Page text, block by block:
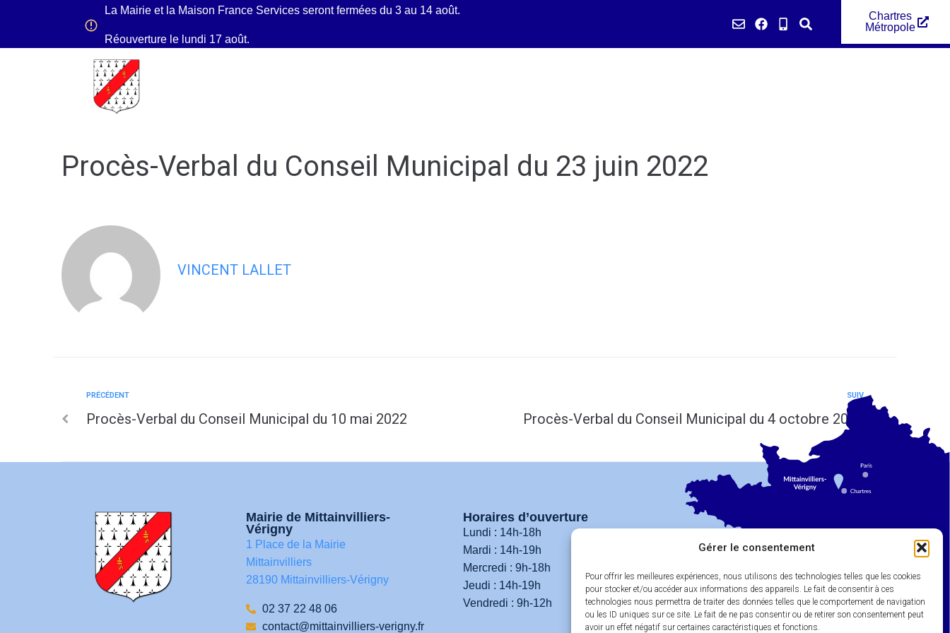
Gérer le consentement
Pour offrir les meilleures expériences, nous utilisons des technologies telles que les cookies
pour stocker et/ou accéder aux informations des appareils. Le fait de consentir à ces
technologies nous permettra de traiter des données telles que le comportement de navigation
ou les ID uniques sur ce site. Le fait de ne pas consentir ou de retirer son consentement peut
avoir un effet négatif sur certaines caractéristiques et fonctions.
La Mairie et la Maison France Services seront fermées du 3 au 14 août.
Réouverture le lundi 17 août.
Chartres
Métropole
Procès-Verbal du Conseil Municipal du 23 juin 2022
VINCENT LALLET
PRÉCÉDENT
Procès-Verbal du Conseil Municipal du 10 mai 2022
SUIV
Procès-Verbal du Conseil Municipal du 4 octobre 2022
Mairie de Mittainvilliers-
Vérigny
1 Place de la Mairie
Mittainvilliers
28190 Mittainvilliers-Vérigny
02 37 22 48 06
contact@mittainvilliers-verigny.fr
Horaires d’ouverture
Lundi : 14h-18h
Mardi : 14h-19h
Mercredi : 9h-18h
Jeudi : 14h-19h
Vendredi : 9h-12h